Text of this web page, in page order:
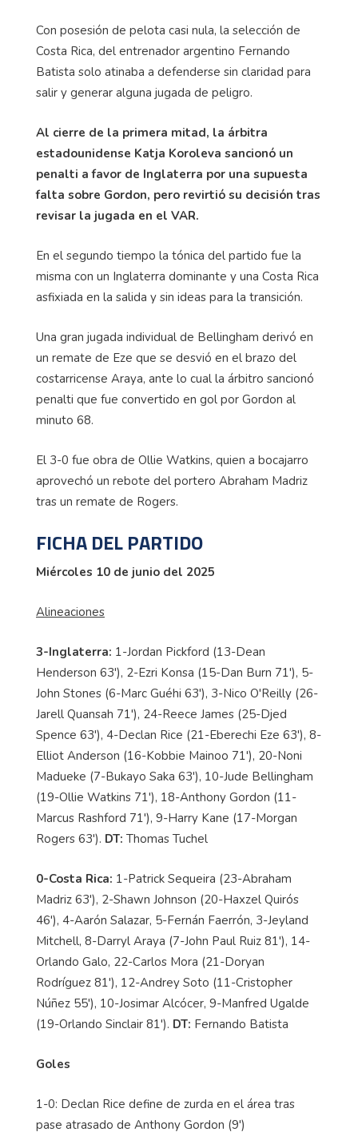
Con posesión de pelota casi nula, la selección de
Costa Rica, del entrenador argentino Fernando
Batista solo atinaba a defenderse sin claridad para
salir y generar alguna jugada de peligro.
Al cierre de la primera mitad, la árbitra
estadounidense Katja Koroleva sancionó un
penalti a favor de Inglaterra por una supuesta
falta sobre Gordon, pero revirtió su decisión tras
revisar la jugada en el VAR.
En el segundo tiempo la tónica del partido fue la
misma con un Inglaterra dominante y una Costa Rica
asfixiada en la salida y sin ideas para la transición.
Una gran jugada individual de Bellingham derivó en
un remate de Eze que se desvió en el brazo del
costarricense Araya, ante lo cual la árbitro sancionó
penalti que fue convertido en gol por Gordon al
minuto 68.
El 3-0 fue obra de Ollie Watkins, quien a bocajarro
aprovechó un rebote del portero Abraham Madriz
tras un remate de Rogers.
FICHA DEL PARTIDO
Miércoles 10 de junio del 2025
Alineaciones
3-Inglaterra: 1-Jordan Pickford (13-Dean
Henderson 63'), 2-Ezri Konsa (15-Dan Burn 71'), 5-
John Stones (6-Marc Guéhi 63'), 3-Nico O'Reilly (26-
Jarell Quansah 71'), 24-Reece James (25-Djed
Spence 63'), 4-Declan Rice (21-Eberechi Eze 63'), 8-
Elliot Anderson (16-Kobbie Mainoo 71'), 20-Noni
Madueke (7-Bukayo Saka 63'), 10-Jude Bellingham
(19-Ollie Watkins 71'), 18-Anthony Gordon (11-
Marcus Rashford 71'), 9-Harry Kane (17-Morgan
Rogers 63'). DT: Thomas Tuchel
0-Costa Rica: 1-Patrick Sequeira (23-Abraham
Madriz 63'), 2-Shawn Johnson (20-Haxzel Quirós
46'), 4-Aarón Salazar, 5-Fernán Faerrón, 3-Jeyland
Mitchell, 8-Darryl Araya (7-John Paul Ruiz 81'), 14-
Orlando Galo, 22-Carlos Mora (21-Doryan
Rodríguez 81'), 12-Andrey Soto (11-Cristopher
Núñez 55'), 10-Josimar Alcócer, 9-Manfred Ugalde
(19-Orlando Sinclair 81'). DT: Fernando Batista
Goles
1-0: Declan Rice define de zurda en el área tras
pase atrasado de Anthony Gordon (9')